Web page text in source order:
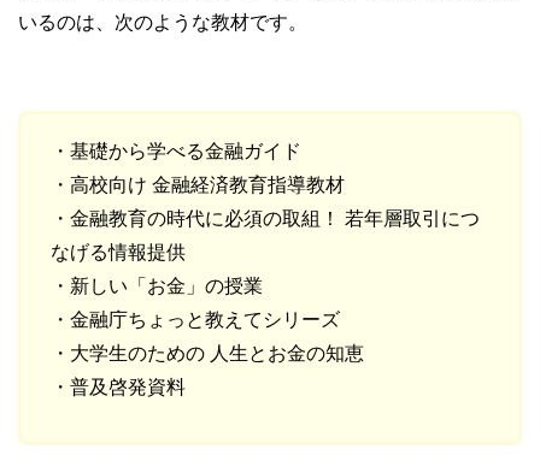
いるのは、次のような教材です。
・基礎から学べる金融ガイド
・高校向け 金融経済教育指導教材
・金融教育の時代に必須の取組！ 若年層取引につ
なげる情報提供
・新しい「お金」の授業
・金融庁ちょっと教えてシリーズ
・大学生のための 人生とお金の知恵
・普及啓発資料